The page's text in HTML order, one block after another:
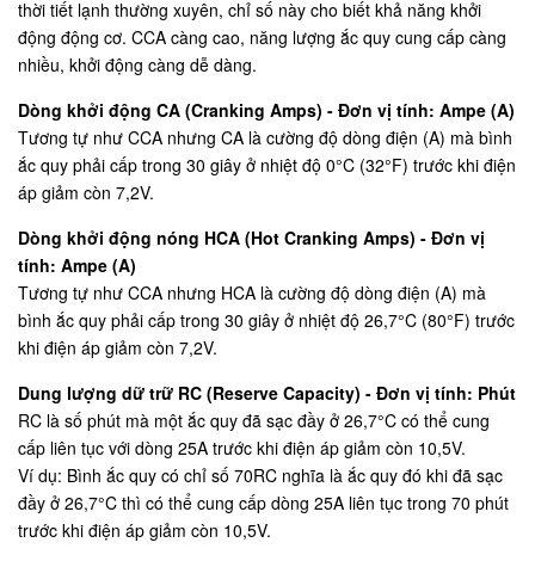
thời tiết lạnh thường xuyên, chỉ số này cho biết khả năng khởi
động động cơ. CCA càng cao, năng lượng ắc quy cung cấp càng
nhiều, khởi động càng dễ dàng.
Dòng khởi động CA (Cranking Amps) - Đơn vị tính: Ampe (A)
Tương tự như CCA nhưng CA là cường độ dòng điện (A) mà bình
ắc quy phải cấp trong 30 giây ở nhiệt độ 0°C (32°F) trước khi điện
áp giảm còn 7,2V.
Dòng khởi động nóng HCA (Hot Cranking Amps) - Đơn vị
tính: Ampe (A)
Tương tự như CCA nhưng HCA là cường độ dòng điện (A) mà
bình ắc quy phải cấp trong 30 giây ở nhiệt độ 26,7°C (80°F) trước
khi điện áp giảm còn 7,2V.
Dung lượng dữ trữ RC (Reserve Capacity) - Đơn vị tính: Phút
RC là số phút mà một ắc quy đã sạc đầy ở 26,7°C có thể cung
cấp liên tục với dòng 25A trước khi điện áp giảm còn 10,5V.
Ví dụ: Bình ắc quy có chỉ số 70RC nghĩa là ắc quy đó khi đã sạc
đầy ở 26,7°C thì có thể cung cấp dòng 25A liên tục trong 70 phút
trước khi điện áp giảm còn 10,5V.